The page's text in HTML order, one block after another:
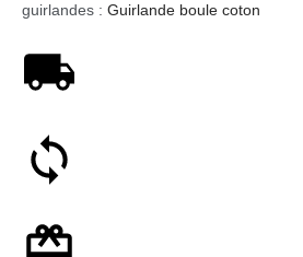
guirlandes : Guirlande boule coton